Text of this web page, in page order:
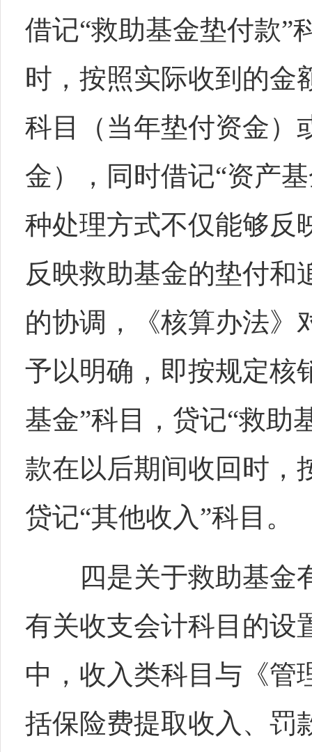
借记“救助基金垫付款”
时，按照实际收到的金
科目（当年垫付资金）
金），同时借记“资产
种处理方式不仅能够反
反映救助基金的垫付和
的协调，《核算办法》
予以明确，即按规定核
基金”科目，贷记“救助
款在以后期间收回时，
贷记“其他收入”科目。
四是关于救助基金有
有关收支会计科目的设
中，收入类科目与《管
括保险费提取收入、罚